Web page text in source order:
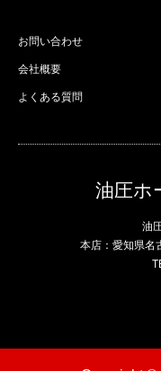
お問い合わせ
会社概要
よくある質問
油圧ホ
油
本店：愛知県名